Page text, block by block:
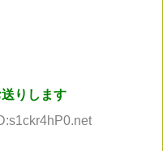
りします